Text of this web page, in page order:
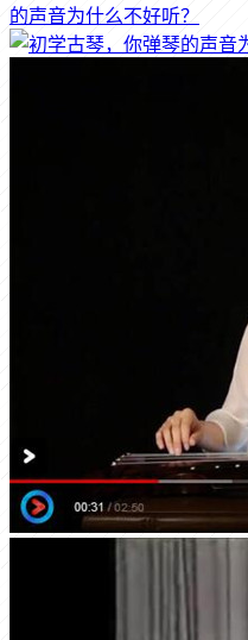
的声音为什么不好听？